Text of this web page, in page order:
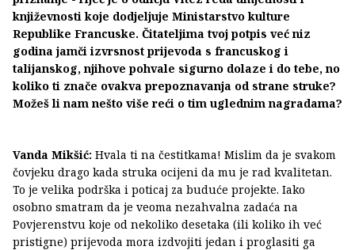
književnosti koje dodjeljuje Ministarstvo kulture
Republike Francuske. Čitateljima tvoj potpis već niz
godina jamči izvrsnost prijevoda s francuskog i
talijanskog, njihove pohvale sigurno dolaze i do tebe, no
koliko ti znače ovakva prepoznavanja od strane struke?
Možeš li nam nešto više reći o tim uglednim nagradama?
Vanda Mikšić: Hvala ti na čestitkama! Mislim da je svakom
čovjeku drago kada struka ocijeni da mu je rad kvalitetan.
To je velika podrška i poticaj za buduće projekte. Iako
osobno smatram da je veoma nezahvalna zadaća na
Povjerenstvu koje od nekoliko desetaka (ili koliko ih već
pristigne) prijevoda mora izdvojiti jedan i proglasiti ga